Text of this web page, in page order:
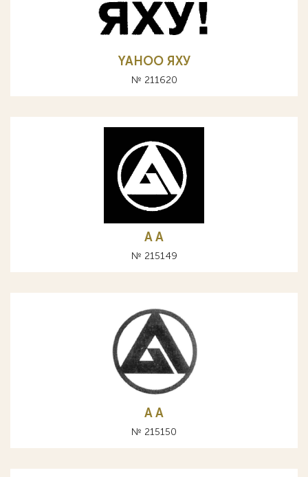
YAHOO ЯХУ
№ 211620
A А
№ 215149
A А
№ 215150